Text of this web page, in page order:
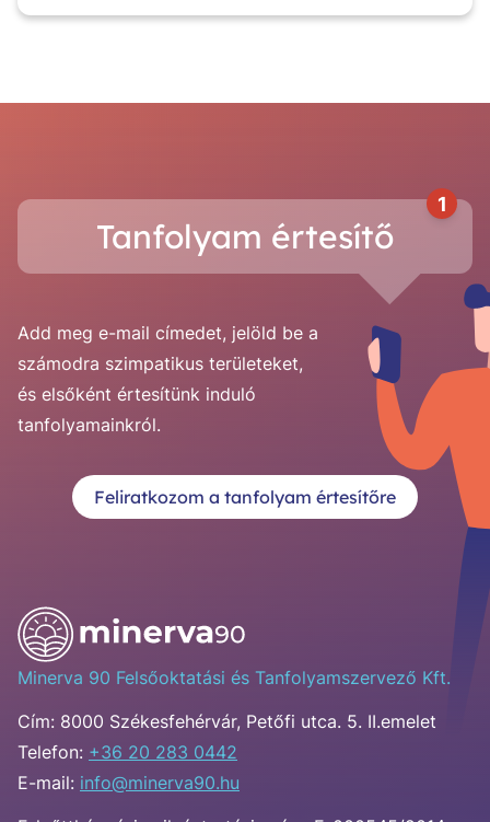
Tanfolyam értesítő
1
Add meg e-mail címedet, jelöld be a
számodra szimpatikus területeket,
és elsőként értesítünk induló
tanfolyamainkról.
Feliratkozom a tanfolyam értesítőre
Minerva 90 Felsőoktatási és Tanfolyamszervező Kft.
Cím: 8000 Székesfehérvár, Petőfi utca. 5. II.emelet
Telefon: +36 20 283 0442
E-mail: info@minerva90.hu